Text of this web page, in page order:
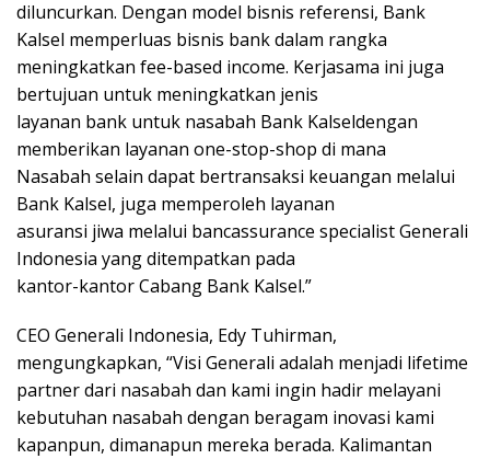
diluncurkan. Dengan model bisnis referensi, Bank
Kalsel memperluas bisnis bank dalam rangka
meningkatkan fee-based income. Kerjasama ini juga
bertujuan untuk meningkatkan jenis
layanan bank untuk nasabah Bank Kalseldengan
memberikan layanan one-stop-shop di mana
Nasabah selain dapat bertransaksi keuangan melalui
Bank Kalsel, juga memperoleh layanan
asuransi jiwa melalui bancassurance specialist Generali
Indonesia yang ditempatkan pada
kantor-kantor Cabang Bank Kalsel.”
CEO Generali Indonesia, Edy Tuhirman,
mengungkapkan, “Visi Generali adalah menjadi lifetime
partner dari nasabah dan kami ingin hadir melayani
kebutuhan nasabah dengan beragam inovasi kami
kapanpun, dimanapun mereka berada. Kalimantan